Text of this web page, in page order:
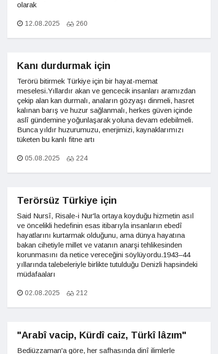
olarak
12.08.2025 260
Kanı durdurmak için
Terörü bitirmek Türkiye için bir hayat-memat
meselesi.Yıllardır akan ve gencecik insanları aramızdan
çekip alan kan durmalı, anaların gözyaşı dinmeli, hasret
kalınan barış ve huzur sağlanmalı, herkes güven içinde
aslî gündemine yoğunlaşarak yoluna devam edebilmeli.
Bunca yıldır huzurumuzu, enerjimizi, kaynaklarımızı
tüketen bu kanlı fitne artı
05.08.2025 224
Terörsüz Türkiye için
Said Nursî, Risale-i Nur'la ortaya koyduğu hizmetin asıl
ve öncelikli hedefinin esas itibarıyla insanların ebedî
hayatlarını kurtarmak olduğunu, ama dünya hayatına
bakan cihetiyle millet ve vatanın anarşi tehlikesinden
korunmasını da netice vereceğini söylüyordu.1943–44
yıllarında talebeleriyle birlikte tutulduğu Denizli hapsindeki
müdafaaları
02.08.2025 212
"Arabî vacip, Kürdî caiz, Türkî lâzım"
Bediüzzaman'a göre, her safhasında dinî ilimlerle